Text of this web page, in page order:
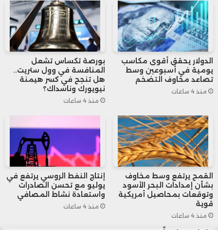
موجودون في الولايات المتحدة، كما أن “شات
جي بي تي” هو الأكثر شعبية بين مستخدمي
الأعمال في ألمانيا واليابان والمملكة المتحدة.
الدولار يحقق أقوى مكاسب
يومية في أسبوعين وسط
تصاعد مخاوف التضخم
منذ 4 ساعات
بورصة تكساس تشعل
المنافسة في وول ستريت..
هل تنجح في كسر هيمنة
نيويورك وناسداك؟
منذ 4 ساعات
القمح يرتفع وسط مخاوف
بشأن إمدادات البحر الأسود
وتوقعات بمحاصيل أمريكية
قوية
منذ 4 ساعات
إنتاج النفط الروسي يرتفع في
يوليو مع تحسن الصادرات
واستعادة نشاط المصافي
منذ 4 ساعات